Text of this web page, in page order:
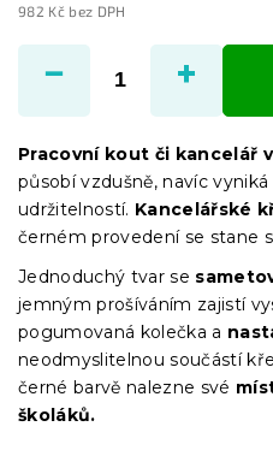
982 Kč bez DPH
cena:
Pracovní kout či kancelář
působí vzdušně, navíc
udržitelností. Kancelářské
černém provedení se stane
Jednoduchý tvar se
jemným prošíváním zajistí
pogumovaná kolečka a
neodmyslitelnou součástí
černé barvě nalezne své
školáků.